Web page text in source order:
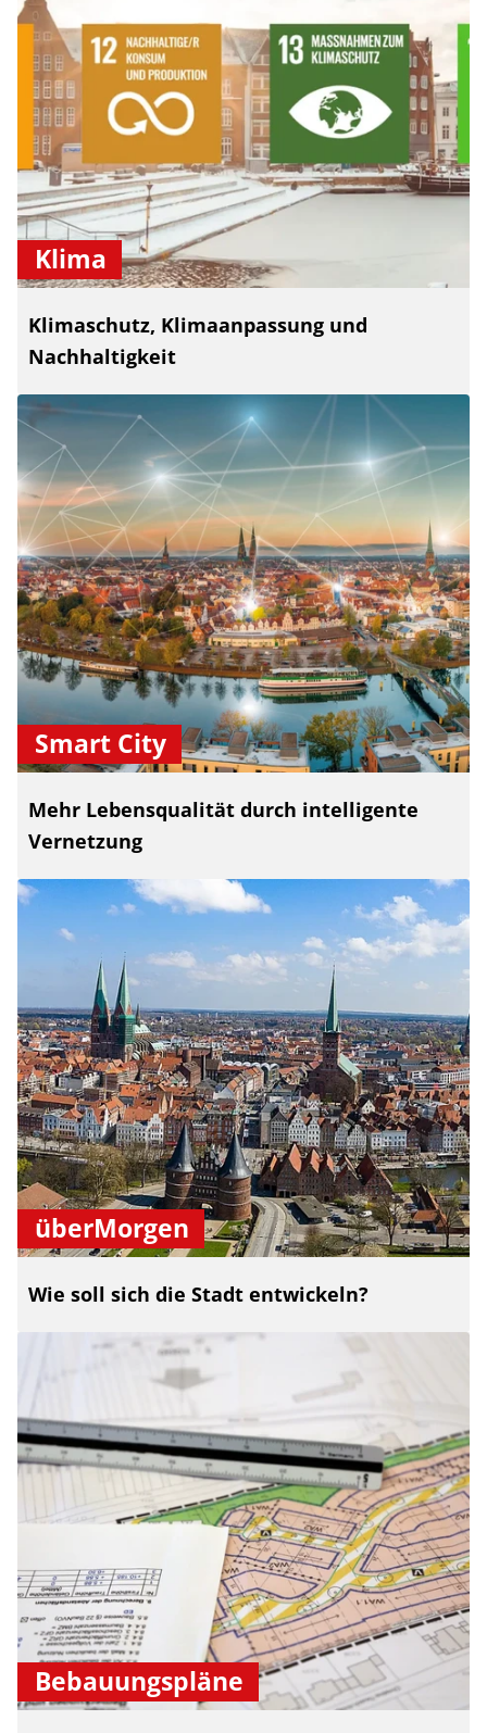
Klima
Klimaschutz, Klimaanpassung und
Nachhaltigkeit
Smart City
Mehr Lebensqualität durch intelligente
Vernetzung
überMorgen
Wie soll sich die Stadt entwickeln?
Bebauungspläne